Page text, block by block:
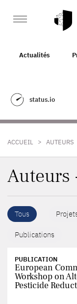
Actualités
status.io
ACCUEIL > AUTEURS
Auteurs
Tous
Publications
PUBLICATION
European
Workshop on
Pesticide